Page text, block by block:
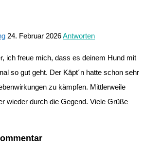
24. Februar 2026Antworten
ich freue mich, dass es deinem Hund mit
so gut geht. Der Käpt´n hatte schon sehr
zu kämpfen. Mittlerweile
wieder durch die Gegend. Viele Grüße